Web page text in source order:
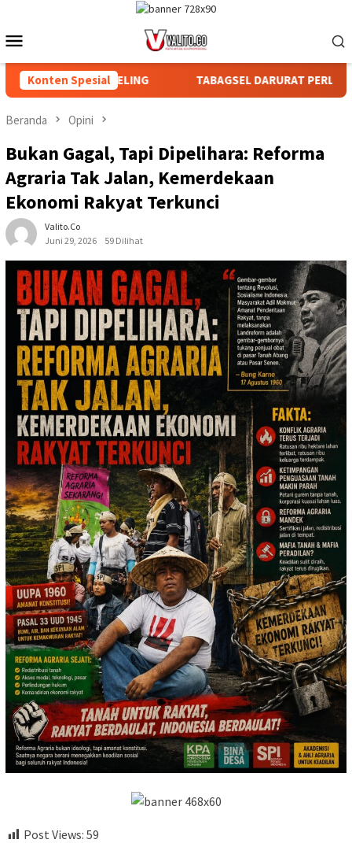
konten
Mobile
Konten Spesial
AFDELING TABAGSEL DARURAT PERLINDUNGAN
Beranda Opini
Bukan Gagal, Tapi Dipelihara: Reforma
Agraria Tak Jalan, Kemerdekaan
Ekonomi Rakyat Terkunci
Valito.co
Juni 29, 2026
59 Dilihat
Post Views: 59